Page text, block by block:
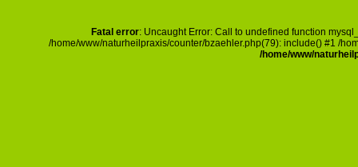
Fatal error: Uncaught Error: Call to undefined function
/home/www/naturheilpraxis/counter/bzaehler.php(79): include() #1 /
/home/www/